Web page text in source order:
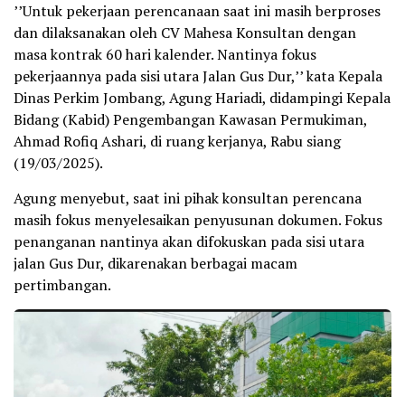
’’Untuk pekerjaan perencanaan saat ini masih berproses
dan dilaksanakan oleh CV Mahesa Konsultan dengan
masa kontrak 60 hari kalender. Nantinya fokus
pekerjaannya pada sisi utara Jalan Gus Dur,’’ kata Kepala
Dinas Perkim Jombang, Agung Hariadi, didampingi Kepala
Bidang (Kabid) Pengembangan Kawasan Permukiman,
Ahmad Rofiq Ashari, di ruang kerjanya, Rabu siang
(19/03/2025).
Agung menyebut, saat ini pihak konsultan perencana
masih fokus menyelesaikan penyusunan dokumen. Fokus
penanganan nantinya akan difokuskan pada sisi utara
jalan Gus Dur, dikarenakan berbagai macam
pertimbangan.